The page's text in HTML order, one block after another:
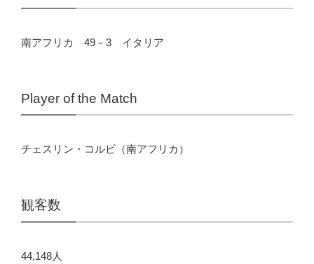
南アフリカ 49－3 イタリア
Player of the Match
チェスリン・コルビ（南アフリカ）
観客数
44,148人